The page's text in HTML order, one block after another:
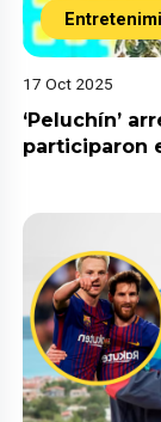
17 Oct 2025
‘Peluchín’
participaron